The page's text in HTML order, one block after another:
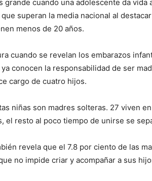
grande cuando una adolescente da vida
superan la media nacional al
menos de 20 años.
cuando se revelan los embarazos
conocen la responsabilidad de ser
cargo de cuatro hijos.
niñas son madres solteras. 27 viven
el resto al poco tiempo de unirse se
revela que el 7.8 por ciento de las
no impide criar y acompañar a sus